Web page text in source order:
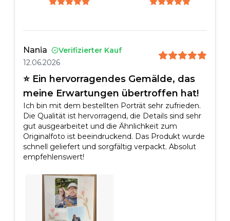
Nania
Verifizierter Kauf
12.06.2026
⭐ Ein hervorragendes Gemälde, das
meine Erwartungen übertroffen hat!
Ich bin mit dem bestellten Porträt sehr zufrieden.
Die Qualität ist hervorragend, die Details sind sehr
gut ausgearbeitet und die Ähnlichkeit zum
Originalfoto ist beeindruckend. Das Produkt wurde
schnell geliefert und sorgfältig verpackt. Absolut
empfehlenswert!